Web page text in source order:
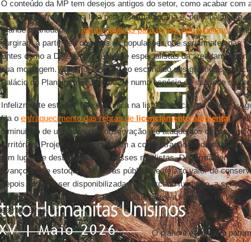
O conteúdo da MP tem desejos antigos do setor, como acabar com
da terra, enfraquecer a luta pela reforma agrária e, principalmente,
grande quantidade deterras públicas para o mercado fundiário.
surgiram a partir de consultas às populações que seriam afetadas
Entes como a Defensoria Pública e especialistas da área também
sua montagem. A MP foi redigida no escondido dos gabinetes
Palácio do Planalto transformou-se numa espécie de subsede da
Infelizmente esta MP não é a única na lista de trocas de favores.
fila o enfraquecimento das regras de licenciamento ambiental, a
diminuição de unidades de conservação e o ataque aos direitos
territórios. Projetos que beneficiam a concentração fundiária e a
têm lugar de destaque nos interesses ruralistas. De forma geral,
avanço sobre estoques de terras públicas e de alto valor de
depois possam ser disponibilizadas ao mercado fundiário, a ser
projeto já anunciado pela Casa Civil que prevê a liberação da venda
estrangeiros.
O plano é entregar o